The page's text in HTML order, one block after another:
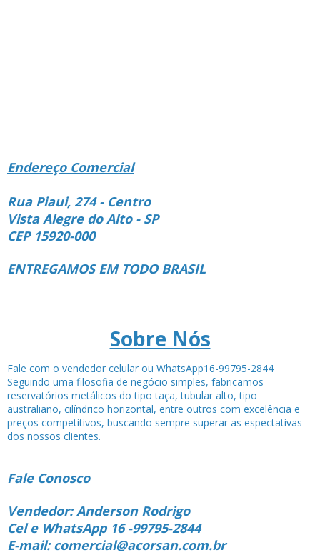
Endereço Comercial
Rua Piaui, 274 - Centro
Vista Alegre do Alto - SP
CEP 15920-000
ENTREGAMOS EM TODO BRASIL
Sobre Nós
Fale com o vendedor celular ou WhatsApp16-99795-2844
Seguindo uma filosofia de negócio simples, fabricamos
reservatórios metálicos do tipo taça, tubular alto, tipo
australiano, cilíndrico horizontal, entre outros com excelência e
preços competitivos, buscando sempre superar as espectativas
dos nossos clientes.
Fale Conosco
Vendedor: Anderson Rodrigo
Cel e WhatsApp 16 -99795-2844
E-mail: comercial@acorsan.com.br